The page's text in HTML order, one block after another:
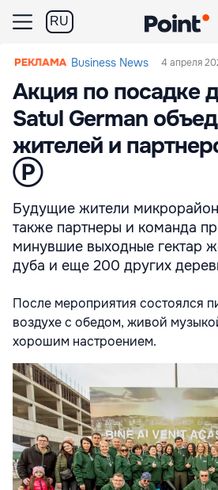
RU
Business News 4 апреля
Акция по посадке
Satul German
жителей и
Ⓟ
Будущие жители
также партнеры и команда
минувшие выходные гектар
дуба и еще 200 других
После мероприятия состоялся
воздухе с обедом, живой
хорошим настроением.